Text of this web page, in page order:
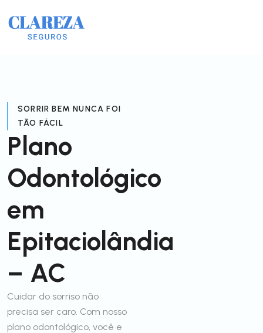
SORRIR BEM NUNCA FOI
TÃO FÁCIL
Plano
Odontológico
em
Epitaciolândia
– AC
Cuidar do sorriso não
precisa ser caro. Com nosso
plano odontológico, você e